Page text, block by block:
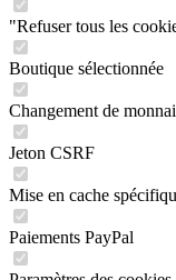
"Refuser tous les
Boutique sélectionnée
Changement de
Jeton CSRF
Mise en cache
Paiements PayPal